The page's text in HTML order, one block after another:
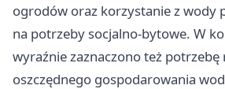
ogrodów oraz korzystanie z wody
na potrzeby socjalno-bytowe. W
wyraźnie zaznaczono też potrzebę
oszczędnego gospodarowania